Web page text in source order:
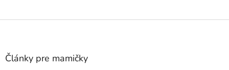
Z
Články pre mamičky